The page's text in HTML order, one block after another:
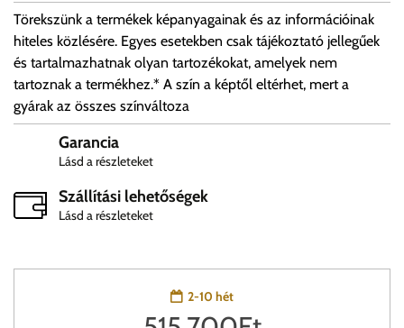
Törekszünk a termékek képanyagainak és az információinak
hiteles közlésére. Egyes esetekben csak tájékoztató jellegűek
és tartalmazhatnak olyan tartozékokat, amelyek nem
tartoznak a termékhez.* A szín a képtől eltérhet, mert a
gyárak az összes színváltoza
Garancia
Lásd a részleteket
Szállítási lehetőségek
Lásd a részleteket
2-10 hét